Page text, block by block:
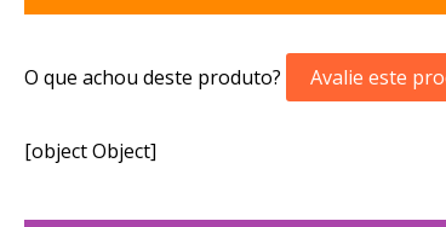
O que achou deste produto? Avalie este
[object Object]